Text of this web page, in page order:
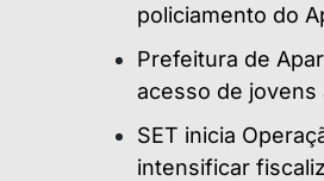
policiamento do
Prefeitura de
acesso de jovens
SET inicia
intensificar